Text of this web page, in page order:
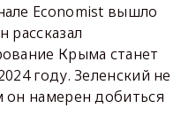
Economist вышло
рассказал
Крыма станет
году. Зеленский не
он намерен добиться